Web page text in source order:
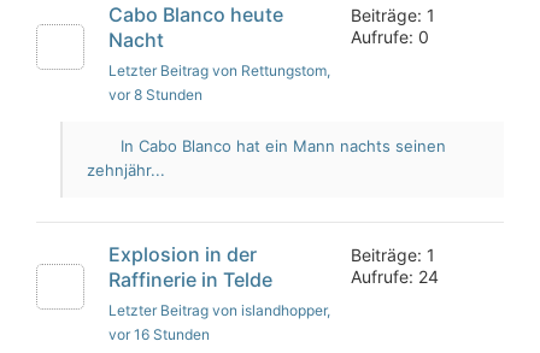
Cabo Blanco heute
Nacht
Letzter Beitrag von Rettungstom,
vor 8 Stunden
Beiträge: 1
Aufrufe: 0
In Cabo Blanco hat ein Mann nachts seinen
zehnjähr...
Explosion in der
Raffinerie in Telde
Letzter Beitrag von islandhopper,
vor 16 Stunden
Beiträge: 1
Aufrufe: 24